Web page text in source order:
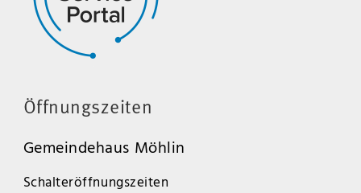
Öffnungszeiten
Gemeindehaus Möhlin
Schalteröffnungszeiten